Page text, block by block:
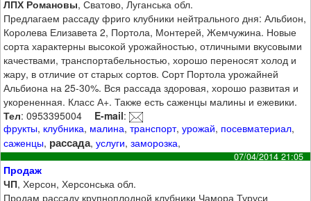
ЛПХ Романовы, Сватово, Луганська обл.
Предлагаем рассаду фриго клубники нейтрального дня: Альбион,
Королева Елизавета 2, Портола, Монтерей, Жемчужина. Новые
сорта характерны высокой урожайностью, отличными вкусовыми
качествами, транспортабельностью, хорошо переносят холод и
жару, в отличие от старых сортов. Сорт Портола урожайней
Альбиона на 25-30%. Вся рассада здоровая, хорошо развитая и
укорененная. Класс А+. Также есть саженцы малины и ежевики.
Тел: 0953395004 E-mail:
фрукты, клубника, малина,транспорт,урожай, посевматериал,
саженцы, рассада,услуги,заморозка,
07/04/2014 21:05
Продаж
ЧП, Херсон, Херсонська обл.
Продам рассаду крупноплодной клубники Чамора Туруси